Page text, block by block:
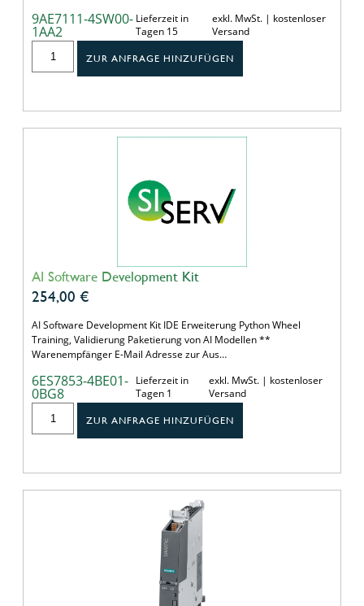
9AE7111-4SW00-
1AA2
Lieferzeit in
Tagen 15
exkl. MwSt. | kostenloser
Versand
ZUR ANFRAGE HINZUFÜGEN
AI Software Development Kit
254,00 €
AI Software Development Kit IDE Erweiterung Python Wheel
Training, Validierung Paketierung von AI Modellen **
Warenempfänger E-Mail Adresse zur Aus…
6ES7853-4BE01-
0BG8
Lieferzeit in
Tagen 1
exkl. MwSt. | kostenloser
Versand
ZUR ANFRAGE HINZUFÜGEN